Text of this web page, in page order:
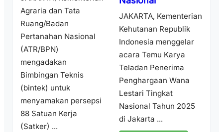
Agraria dan Tata
Ruang/Badan
Pertanahan Nasional
(ATR/BPN)
mengadakan
Bimbingan Teknis
(bintek) untuk
menyamakan persepsi
88 Satuan Kerja
(Satker) ...
JAKARTA, Kementerian
Kehutanan Republik
Indonesia menggelar
acara Temu Karya
Teladan Penerima
Penghargaan Wana
Lestari Tingkat
Nasional Tahun 2025
di Jakarta ...